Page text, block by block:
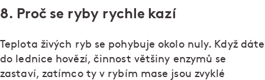
8. Proč se ryby rychle kazí
Teplota živých ryb se pohybuje okolo nuly. Když dáte
do lednice hovězí, činnost většiny enzymů se
zastaví, zatímco ty v rybím mase jsou zvyklé